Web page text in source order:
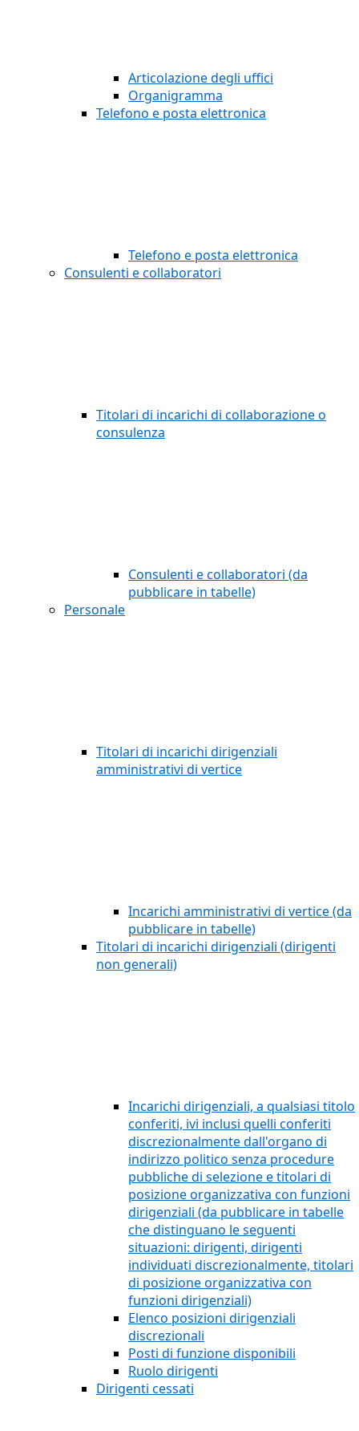
Articolazione degli uffici
Organigramma
Telefono e posta elettronica
Telefono e posta elettronica
Consulenti e collaboratori
Titolari di incarichi di collaborazione o
consulenza
Consulenti e collaboratori (da
pubblicare in tabelle)
Personale
Titolari di incarichi dirigenziali
amministrativi di vertice
Incarichi amministrativi di vertice (da
pubblicare in tabelle)
Titolari di incarichi dirigenziali (dirigenti
non generali)
Incarichi dirigenziali, a qualsiasi titolo
conferiti, ivi inclusi quelli conferiti
discrezionalmente dall'organo di
indirizzo politico senza procedure
pubbliche di selezione e titolari di
posizione organizzativa con funzioni
dirigenziali (da pubblicare in tabelle
che distinguano le seguenti
situazioni: dirigenti, dirigenti
individuati discrezionalmente, titolari
di posizione organizzativa con
funzioni dirigenziali)
Elenco posizioni dirigenziali
discrezionali
Posti di funzione disponibili
Ruolo dirigenti
Dirigenti cessati